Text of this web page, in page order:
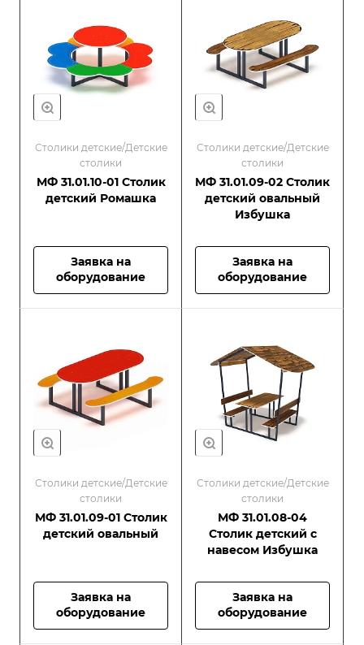
Столики детские/Детские
столики
МФ 31.01.10-01 Столик
детский Ромашка
Заявка на
оборудование
Столики детские/Детские
столики
МФ 31.01.09-02 Столик
детский овальный
Избушка
Заявка на
оборудование
Столики детские/Детские
столики
МФ 31.01.09-01 Столик
детский овальный
Заявка на
оборудование
Столики детские/Детские
столики
МФ 31.01.08-04
Столик детский с
навесом Избушка
Заявка на
оборудование